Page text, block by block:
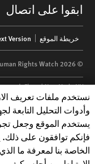
ابقوا على اتصال
menu
خريطة الموقع Version
© 2026 Human Rights Watch
34th Floor | New York,NY
USA|t 1.212.290.4700
registered in the US
under EIN: 13-2875808
cookie preferences
نستخدم ملفات تعريف
وأدوات التحليل التابعة
يستخدم الموقع وجعل
فإنكم توافقون على
الخاصة بنا لمعرفة ما